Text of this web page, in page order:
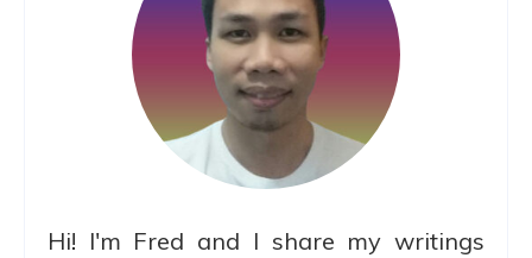
Hi! I'm Fred and I share my writings